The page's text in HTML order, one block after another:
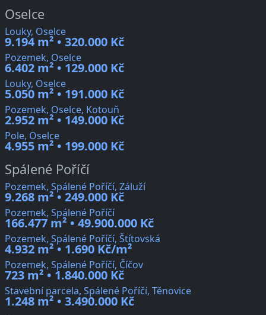
Oselce
Louky, Oselce
9.194 m² • 320.000 Kč
Pozemek, Oselce
6.402 m² • 129.000 Kč
Louky, Oselce
5.050 m² • 191.000 Kč
Pozemek, Oselce, Kotouň
2.952 m² • 149.000 Kč
Pole, Oselce
4.955 m² • 199.000 Kč
Spálené Poříčí
Pozemek, Spálené Poříčí, Záluží
9.268 m² • 249.000 Kč
Pozemek, Spálené Poříčí
166.477 m² • 49.900.000 Kč
Pozemek, Spálené Poříčí, Štítovská
4.932 m² • 1.690 Kč/m²
Pozemek, Spálené Poříčí, Číčov
723 m² • 1.840.000 Kč
Stavební parcela, Spálené Poříčí, Těnovice
1.248 m² • 3.490.000 Kč